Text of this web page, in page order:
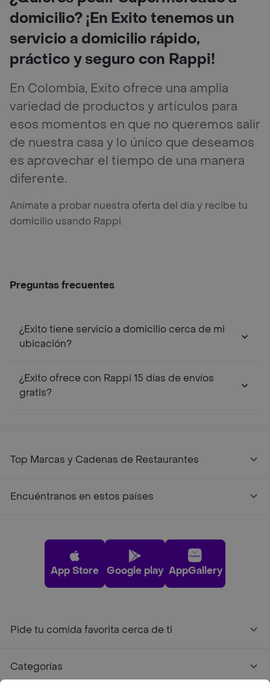
domicilio? ¡En Exito tenemos un
servicio a domicilio rápido,
práctico y seguro con Rappi!
En Colombia, Exito ofrece una amplia
variedad de productos y artículos para
esos momentos en que no queremos salir
de nuestra casa y lo único que deseamos
es aprovechar el tiempo de una manera
diferente.
Anímate a probar nuestra oferta del día y recibe tu
domicilio usando Rappi.
Preguntas frecuentes
¿Exito tiene servicio a domicilio cerca de mi
ubicación?
¿Exito ofrece con Rappi 15 días de envíos
gratis?
Top Marcas y Cadenas de Restaurantes
Encuéntranos en estos países
App Store Google play AppGallery
Pide tu comida favorita cerca de ti
Categorías